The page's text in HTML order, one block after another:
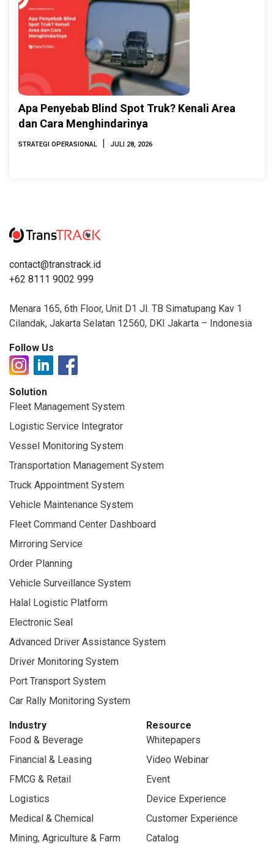
Apa Penyebab Blind Spot Truk? Kenali Area
dan Cara Menghindarinya
STRATEGI OPERASIONAL | JULI 28, 2026
contact@transtrack.id
+62 8111 9002 999
Menara 165, 6th Floor, Unit D1 Jl. TB Simatupang Kav 1
Cilandak, Jakarta Selatan 12560, DKI Jakarta – Indonesia
Follow Us
Solution
Fleet Management System
Logistic Service Integrator
Vessel Monitoring System
Transportation Management System
Truck Appointment System
Vehicle Maintenance System
Fleet Command Center Dashboard
Mirroring Service
Order Planning
Vehicle Surveillance System
Halal Logistic Platform
Electronic Seal
Advanced Driver Assistance System
Driver Monitoring System
Port Transport System
Car Rally Monitoring System
Industry
Food & Beverage
Financial & Leasing
FMCG & Retail
Logistics
Medical & Chemical
Mining, Agriculture & Farm
Resource
Whitepapers
Video Webinar
Event
Device Experience
Customer Experience
Catalog